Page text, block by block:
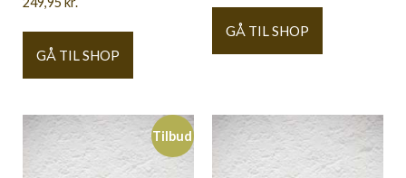
GÅ TIL SHOP
GÅ TIL SHOP
Tilbud